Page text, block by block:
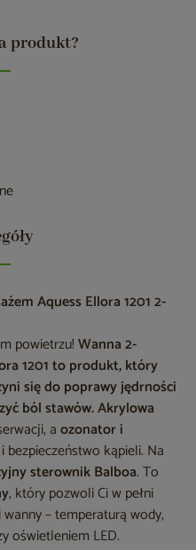
produkt?
Aquess Ellora 1201 2-
powietrzu!Wanna 2-
1201 to produkt, który
się do poprawy jędrności
ból stawów.Akrylowa
aozonator i
kąpieli. Na
sterownik Balboa. To
, który pozwoli Ci w pełni
– temperaturą wody,
oświetleniem LED.